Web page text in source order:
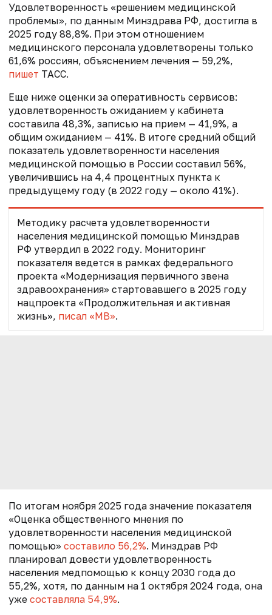
Удовлетворенность «решением медицинской
проблемы», по данным Минздрава РФ, достигла в
2025 году 88,8%. При этом отношением
медицинского персонала удовлетворены только
61,6% россиян, объяснением лечения — 59,2%,
пишет ТАСС.
Еще ниже оценки за оперативность сервисов:
удовлетворенность ожиданием у кабинета
составила 48,3%, записью на прием — 41,9%, а
общим ожиданием — 41%. В итоге средний общий
показатель удовлетворенности населения
медицинской помощью в России составил 56%,
увеличившись на 4,4 процентных пункта к
предыдущему году (в 2022 году — около 41%).
Методику расчета удовлетворенности
населения медицинской помощью Минздрав
РФ утвердил в 2022 году. Мониторинг
показателя ведется в рамках федерального
проекта «Модернизация первичного звена
здравоохранения» стартовавшего в 2025 году
нацпроекта «Продолжительная и активная
жизнь», писал «МВ».
По итогам ноября 2025 года значение показателя
«Оценка общественного мнения по
удовлетворенности населения медицинской
помощью» составило 56,2%. Минздрав РФ
планировал довести удовлетворенность
населения медпомощью к концу 2030 года до
55,2%, хотя, по данным на 1 октября 2024 года, она
уже составляла 54,9%.